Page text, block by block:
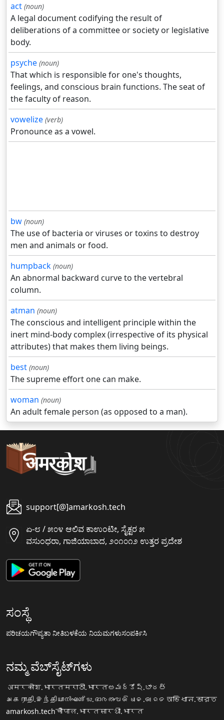
act (noun)
A legal document codifying the result of
deliberations of a committee or society or legislative
body.
psyche (noun)
That which is responsible for one's thoughts,
feelings, and conscious brain functions. The seat of
the faculty of reason.
vowelize (verb)
Pronounce as a vowel.
bw (noun)
The use of bacteria or viruses or toxins to destroy
men and animals or food.
humpback (noun)
An abnormal backward curve to the vertebral
column.
atman (noun)
The conscious and intelligent principle within the
inert mind-body complex (irrespective of its physical
attributes) that makes them living beings.
best (noun)
The supreme effort one can make.
woman (noun)
An adult female person (as opposed to a man).
support[@]amarkosh.tech
ಏ-೮ / ೫೦೪ ಆಲಿವ ಕಾಉಂಟೀ, ಸೈಕ್ಟರ ೫
ವಸುಂಧರಾ, ಗಾಜಿಯಾಬಾದ, ೨೦೧೦೧೨ ಉತ್ತರ ಪ್ರದೇಶ
ಸಂಸ್ಥೆ
ಪರಿಚಯಗೌಪ್ಯತಾ ನೀತಿಬಳಕೆಯ ನಿಯಮಗಳುಸಂಪರ್ಕಿಸಿ
ನಮ್ಮ ವೆಬ್‌ಸೈಟ್‌ಗಳು
अमरकोश.भारतमराठी.भारतఅమర్కోష్.భారత్
அகராதி.இந்தியாനിഘണ്ടു.ഭാരതംଅଭିଧାନ.ଭାରତ অভিধান.ভারত
amarkosh.techचौपाल.भारतसारथी.भारत